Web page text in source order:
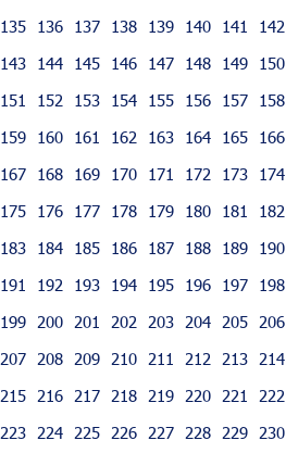
135
136 137 138 139 140 141
142
143
144 145 146 147 148 149
150
151
152 153 154 155 156 157
158
159
160 161 162 163 164 165
166
167
168 169 170 171 172 173
174
175
176 177 178 179 180 181
182
183
184 185 186 187 188 189
190
191
192 193 194 195 196 197
198
199
200 201 202 203 204 205
206
207
208 209 210 211 212 213
214
215
216 217 218 219 220 221
222
223
224 225 226 227 228 229
230